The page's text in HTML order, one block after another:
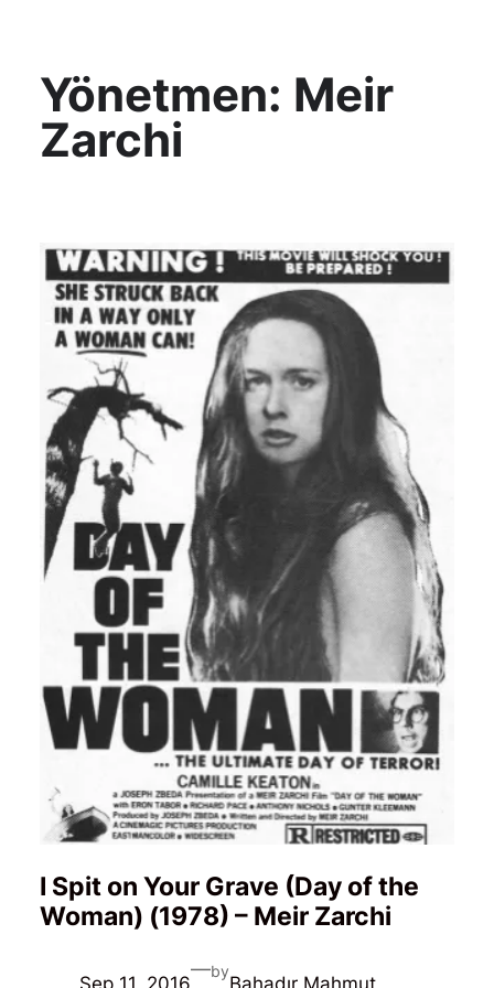
Yönetmen: Meir
Zarchi
I Spit on Your Grave (Day of the
Woman) (1978) – Meir Zarchi
—by